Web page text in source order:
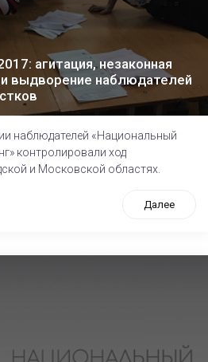
агитация, незаконная
выдворение наблюдателей
наблюдателей «Национальный
контролировали ход
и Московской областях.
Далее